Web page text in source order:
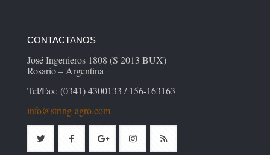
CONTACTANOS
José Ingenieros 1808 (S 2013 BUX)
Rosario – Argentina
Tel/Fax: (0341) 4300133 / 156-163163
info@string-agro.com